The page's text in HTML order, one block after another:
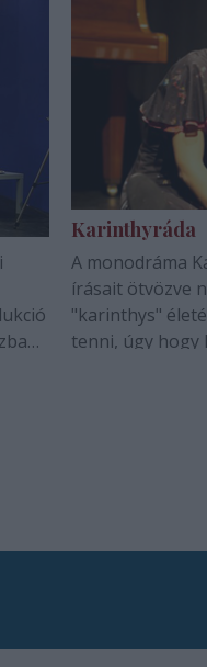
Karinthyráda
A monodráma
írásait ötvözve
"karinthys"
tenni, úgy hogy